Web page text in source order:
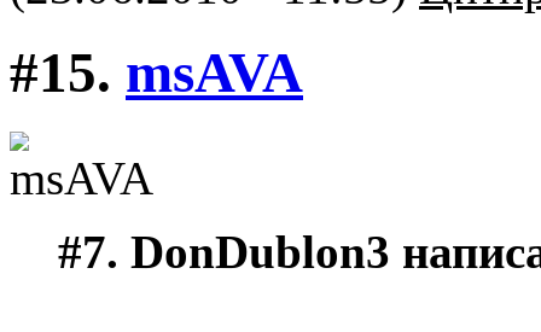
#15. msAVA
#7. DonDublon3